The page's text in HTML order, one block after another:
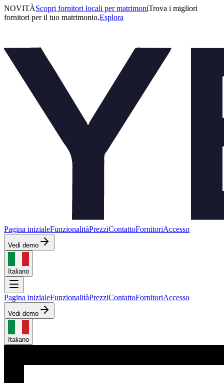
NOVITÀScopri fornitori locali per matrimoniTrova i migliori
fornitori per il tuo matrimonio.Esplora
Pagina inizialeFunzionalitàPrezziContattoFornitoriAccesso
Vedi demo
Italiano
Pagina inizialeFunzionalitàPrezziContattoFornitoriAccesso
Vedi demo
Italiano